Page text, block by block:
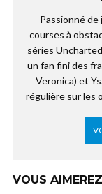
Passionné de
courses à
séries
un fan fini des
Veronica) et
régulière sur les
VOUS